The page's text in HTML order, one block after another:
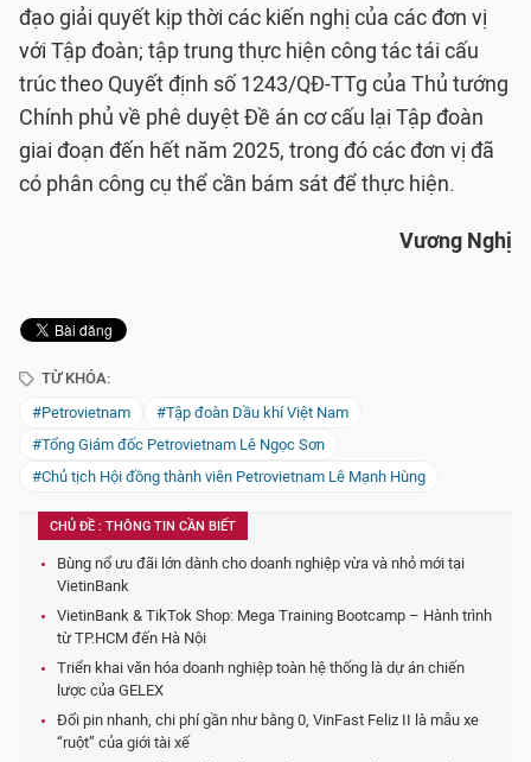
đạo giải quyết kịp thời các kiến nghị của các đơn vị
với Tập đoàn; tập trung thực hiện công tác tái cấu
trúc theo Quyết định số 1243/QĐ-TTg của Thủ tướng
Chính phủ về phê duyệt Đề án cơ cấu lại Tập đoàn
giai đoạn đến hết năm 2025, trong đó các đơn vị đã
có phân công cụ thể cần bám sát để thực hiện.
Vương Nghị
TỪ KHÓA:
#Petrovietnam
#Tập đoàn Dầu khí Việt Nam
#Tổng Giám đốc Petrovietnam Lê Ngọc Sơn
#Chủ tịch Hội đồng thành viên Petrovietnam Lê Mạnh Hùng
CHỦ ĐỀ : THÔNG TIN CẦN BIẾT
Bùng nổ ưu đãi lớn dành cho doanh nghiệp vừa và nhỏ mới tại
VietinBank
VietinBank & TikTok Shop: Mega Training Bootcamp – Hành trình
từ TP.HCM đến Hà Nội
Triển khai văn hóa doanh nghiệp toàn hệ thống là dự án chiến
lược của GELEX
Đổi pin nhanh, chi phí gần như bằng 0, VinFast Feliz II là mẫu xe
“ruột” của giới tài xế